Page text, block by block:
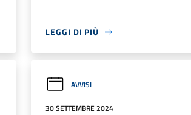
LEGGI DI PIÙ
AVVISI
30 SETTEMBRE 2024